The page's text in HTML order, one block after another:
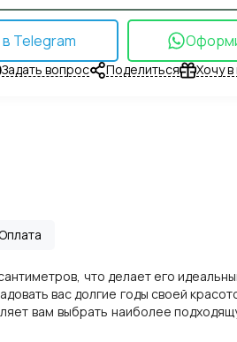
Telegram
Задать вопрос Поделиться Хочу
что делает его
вас долгие годы своей
вам выбрать наиболее